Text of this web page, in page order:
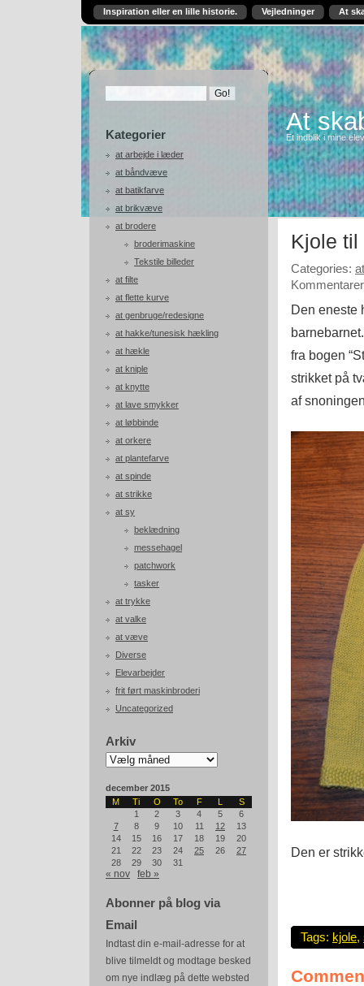
Inspiration eller en lille historie. Vejledninger At
Kategorier
at arbejde i læder
at båndvæve
at batikfarve
at brikvæve
at brodere
broderimaskine
Tekstile billeder
at filte
at flette kurve
at genbruge/redesigne
at hakke/tunesisk hækling
at hækle
at kniple
at knytte
at lave smykker
at løbbinde
at orkere
at plantefarve
at spinde
at strikke
at sy
beklædning
messehagel
patchwork
tasker
at trykke
at valke
at væve
Diverse
Elevarbejder
frit ført maskinbroderi
Uncategorized
Arkiv
Arkiv
december 2015
M
Ti O To F L
S
1
2 3 4 5
6
7
8 9 10 11 12
13
14
15 16 17 18 19
20
21
22 23 24 25 26
27
28
29 30 31
« nov feb »
Abonner på blog via
Email
Indtast din e-mail-adresse for at
blive tilmeldt og modtage besked
om nye indlæg på dette websted
At
Et indblik i mine
Kjole
Categories:
Den eneste
fra bogen
strikket på
af
Den er
Tags: kjole,